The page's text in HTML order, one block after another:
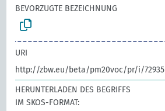
BEVORZUGTE BEZEICHNUNG
URI
http://zbw.eu/beta/pm20voc/pr/i/72935
HERUNTERLADEN DES BEGRIFFS
IM SKOS-FORMAT: